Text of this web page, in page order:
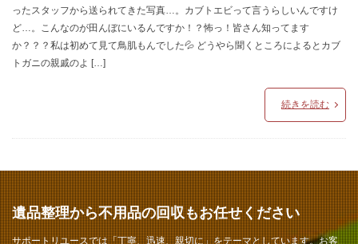
ったスタッフから送られてきた写真…。カブトエビって言うらしいんですけ
ど…。こんなのが田んぼにいるんですか！？怖っ！皆さん知ってます
か？？？私は初めて見て鳥肌もんでした💦 どうやら聞くところによるとカブ
トガニの親戚のよ […]
続きを読む
遺品整理から不用品の回収もお任せください
サポートリユースでは「丁寧、迅速、親切に」をテーマとしています。お客